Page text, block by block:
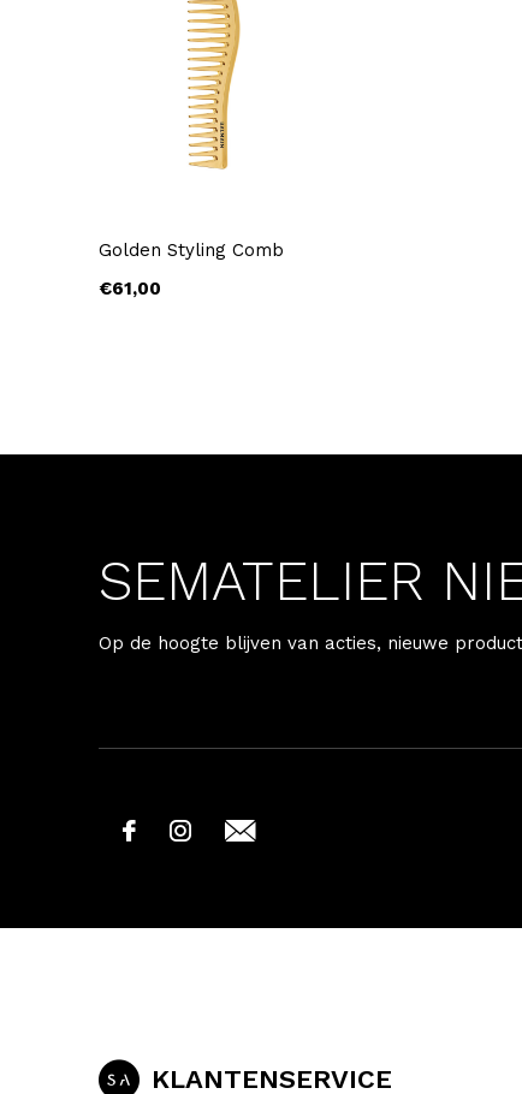
Golden Styling Comb
€61,00
SEMATELIER
Op de hoogte blijven van acties, nieuwe
KLANTENSERVICE